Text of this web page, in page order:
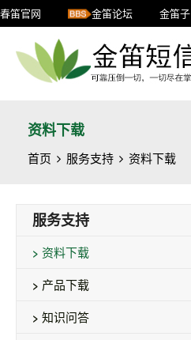
春笛官网 金笛论坛 金笛子
资料下载
首页 服务支持 资料下载
服务支持
资料下载
产品下载
知识问答